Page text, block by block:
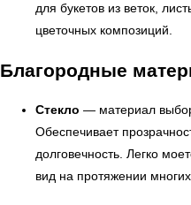
для букетов из веток,
цветочных композиций.
Благородные
Стекло — материал
Обеспечивает
долговечность. Легко
вид на протяжении многих
УЗНАТЬ ПОДРОБНЕЕ